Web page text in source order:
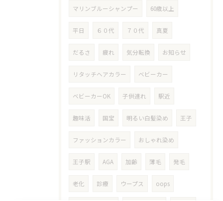
マリンブルーシャンプー 60歳以上
平日 ６０代 ７０代 真夏
だるさ 疲れ 気分転換 お知らせ
リタッチヘアカラー ベビーカー
ベビーカーOK 子供連れ 駅近
趣味活 国宝 明るい白髪染め 王子
ファッションカラー おしゃれ染め
王子駅 AGA 加齢 薄毛 発毛
老化 診療 ウープス oops